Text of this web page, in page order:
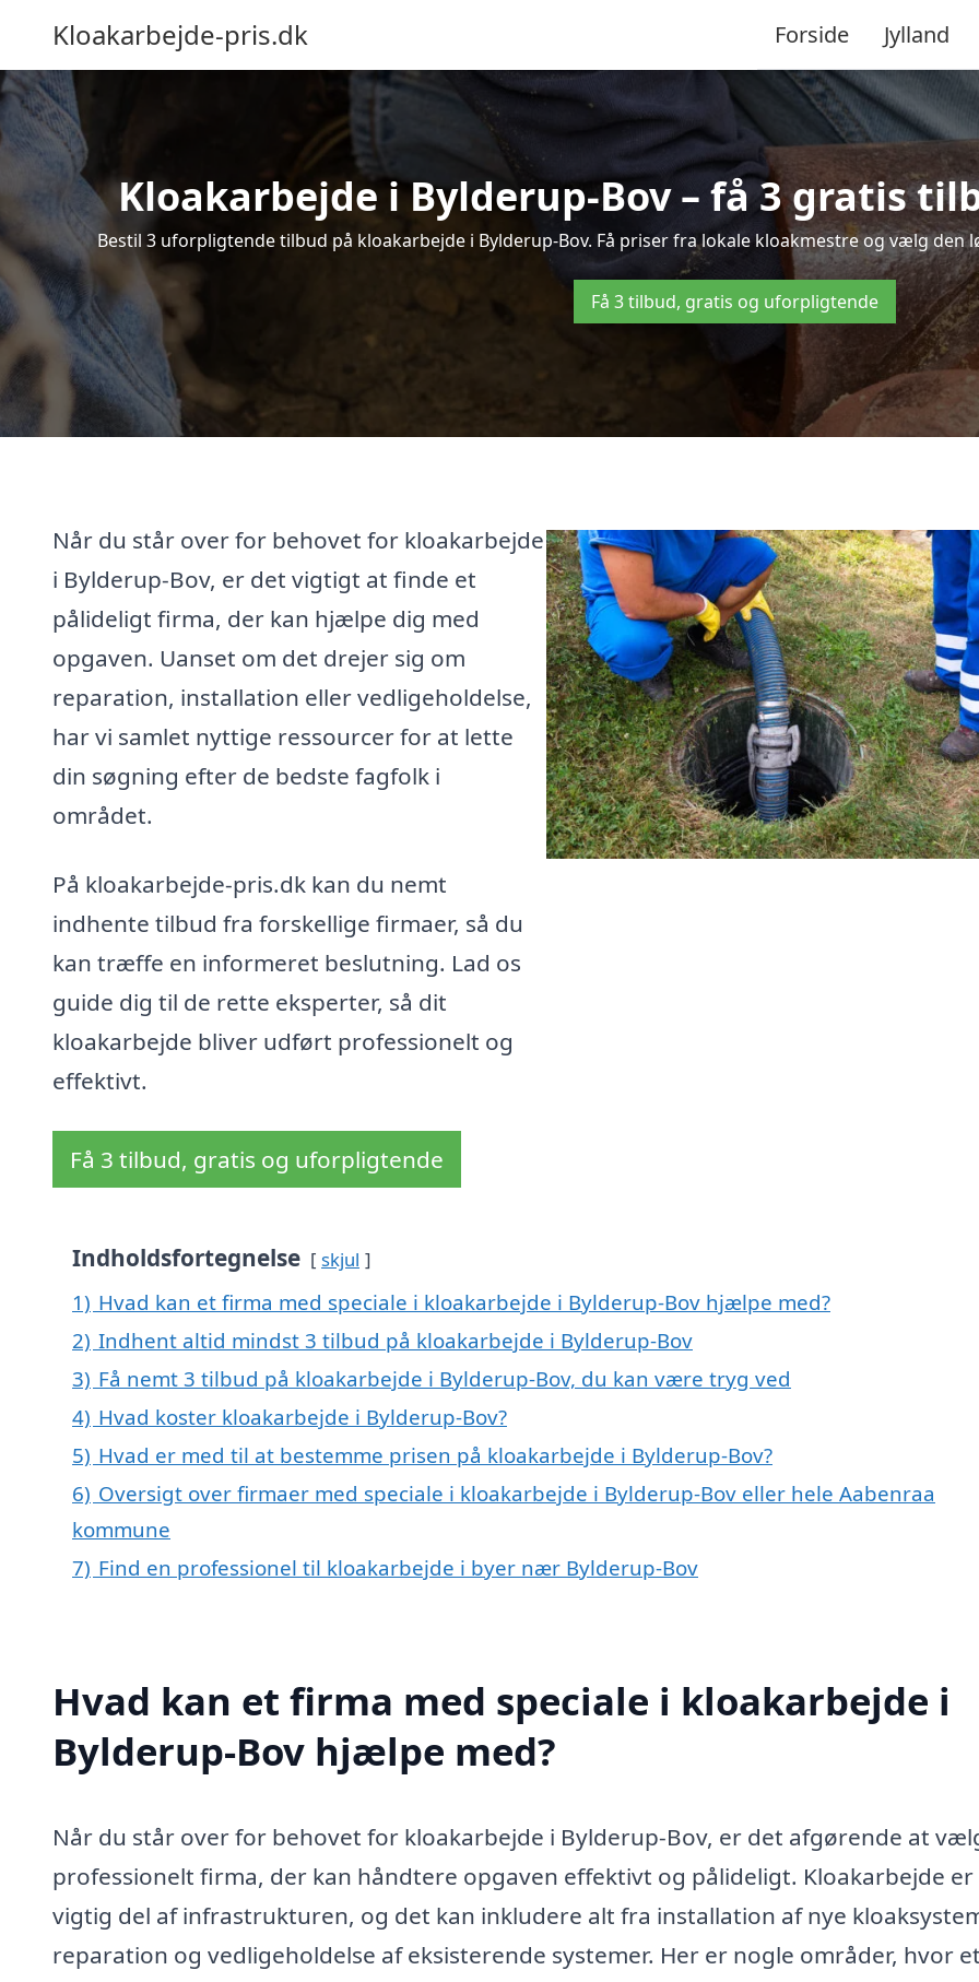
Kloakarbejde-pris.dk Forside Jylland
Kloakarbejde i Bylderup-Bov – få 3 gratis
Bestil 3 uforpligtende tilbud på kloakarbejde i Bylderup-Bov. Få priser fra lokale kloakmestre og vælg
Få 3 tilbud, gratis og uforpligtende
Når du står over for behovet for kloakarbejde
i Bylderup-Bov, er det vigtigt at finde et
pålideligt firma, der kan hjælpe dig med
opgaven. Uanset om det drejer sig om
reparation, installation eller vedligeholdelse,
har vi samlet nyttige ressourcer for at lette
din søgning efter de bedste fagfolk i
området.
På kloakarbejde-pris.dk kan du nemt
indhente tilbud fra forskellige firmaer, så du
kan træffe en informeret beslutning. Lad os
guide dig til de rette eksperter, så dit
kloakarbejde bliver udført professionelt og
effektivt.
Få 3 tilbud, gratis og uforpligtende
Indholdsfortegnelse skjul
1) Hvad kan et firma med speciale i kloakarbejde i Bylderup-Bov hjælpe med?
2) Indhent altid mindst 3 tilbud på kloakarbejde i Bylderup-Bov
3) Få nemt 3 tilbud på kloakarbejde i Bylderup-Bov, du kan være tryg ved
4) Hvad koster kloakarbejde i Bylderup-Bov?
5) Hvad er med til at bestemme prisen på kloakarbejde i Bylderup-Bov?
6) Oversigt over firmaer med speciale i kloakarbejde i Bylderup-Bov eller hele Aabenraa
kommune
7) Find en professionel til kloakarbejde i byer nær Bylderup-Bov
Hvad kan et firma med speciale i kloakarbejde i
Bylderup-Bov hjælpe med?
Når du står over for behovet for kloakarbejde i Bylderup-Bov, er det afgørende at
professionelt firma, der kan håndtere opgaven effektivt og pålideligt. Kloakarbejde er
vigtig del af infrastrukturen, og det kan inkludere alt fra installation af nye
reparation og vedligeholdelse af eksisterende systemer. Her er nogle områder, hvor